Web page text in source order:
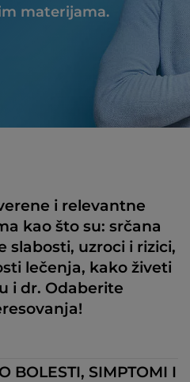
materijama.
i relevantne
kao što su: srčana
slabosti, uzroci i rizici,
lečenja, kako živeti
i dr. Odaberite
BOLESTI, SIMPTOMI I